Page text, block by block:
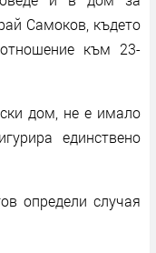
Самоков, където
към 23-
дом, не е имало
единствено
определи случая